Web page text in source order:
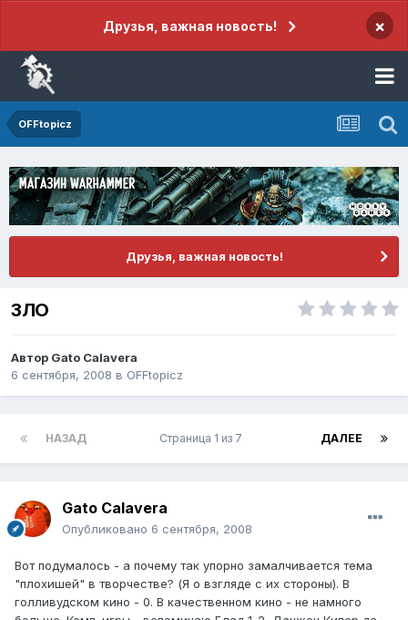
Друзья, важная новость! ×
OFFtopicz
Друзья, важная новость!
ЗЛО
Автор Gato Calavera
6 сентября, 2008 в OFFtopicz
НАЗАД ДАЛЕЕ
Страница 1 из 7
Gato Calavera
Опубликовано 6 сентября, 2008
Вот подумалось - а почему так упорно замалчивается тема
"плохишей" в творчестве? (Я о взгляде с их стороны). В
голливудском кино - 0. В качественном кино - не намного